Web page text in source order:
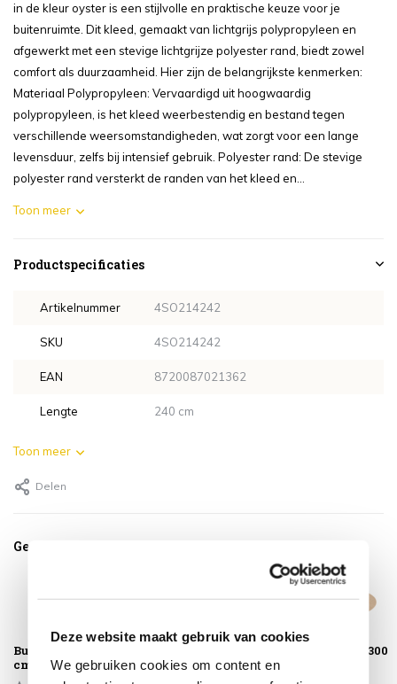
Deze website maakt gebruik van cookies
We gebruiken cookies om content en
in de kleur oyster is een stijlvolle en praktische keuze voor je
buitenruimte. Dit kleed, gemaakt van lichtgrijs polypropyleen en
afgewerkt met een stevige lichtgrijze polyester rand, biedt zowel
comfort als duurzaamheid. Hier zijn de belangrijkste kenmerken:
Materiaal Polypropyleen: Vervaardigd uit hoogwaardig
polypropyleen, is het kleed weerbestendig en bestand tegen
verschillende weersomstandigheden, wat zorgt voor een lange
levensduur, zelfs bij intensief gebruik. Polyester rand: De stevige
polyester rand versterkt de randen van het kleed en...
Toon meer
Productspecificaties
Artikelnummer 4SO214242
SKU 4SO214242
EAN 8720087021362
Lengte 240 cm
Toon meer
Delen
Gerelateerde producten
Buitenkleed 150
cm rond dust
cm rond dust
Buitenkleed 300